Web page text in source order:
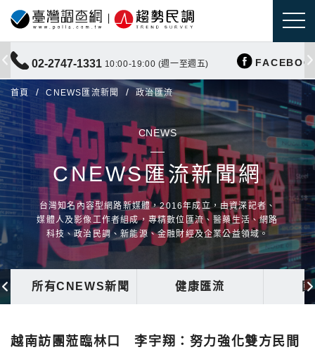
02-2747-1331 10:00-19:00 (週一至週五)
首頁 CNEWS匯流新聞 政治匯流
CNEWS
CNEWS匯流新聞網
台灣知名內容型網路新媒體，2016年成立，由資深記者、
媒體人及影像工作者組成，專精數位匯流、醫藥生活、網路
科技、政治民調、新能源、金融財經及企業公益領域。
所有CNEWS新聞 健康匯流
越南訪團蒞臨林口 李宇翔：努力強化雙方民間